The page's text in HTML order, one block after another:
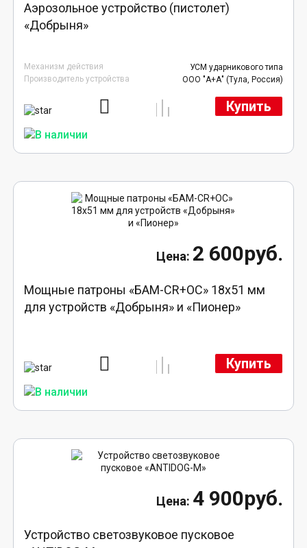
Аэрозольное устройство (пистолет)
«Добрыня»
Механизм действия
УСМ ударникового типа
Производитель устройства
ООО "А+А" (Тула, Россия)
Купить
2 600руб.
Мощные патроны «БАМ-CR+ОС» 18х51 мм
для устройств «Добрыня» и «Пионер»
Купить
4 900руб.
Устройство светозвуковое пусковое